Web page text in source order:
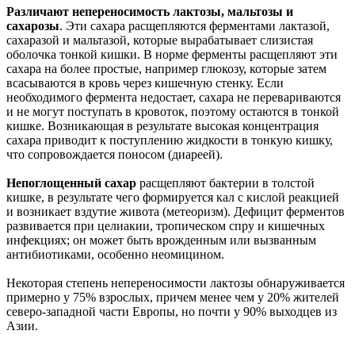
Различают непереносимость лактозы, мальтозы и
сахарозы. Эти сахара расщепляются ферментами лактазой,
сахаразой и мальтазой, которые вырабатывает cлизистая
оболочка тонкой кишки. В норме ферменты расщепляют эти
сахара на более простые, например глюкозу, которые затем
всасываются в кровь через кишечную стенку. Если
необходимого фермента недостает, сахара не перевариваются
и не могут поступать в кровоток, поэтому остаются в тонкой
кишке. Возникающая в результате высокая концентрация
сахара приводит к поступлению жидкости в тонкую кишку,
что сопровождается поносом (диареей).
Непоглощенный сахар расщепляют бактерии в толстой
кишке, в результате чего формируется кал с кислой реакцией
и возникает вздутие живота (метеоризм). Дефицит ферментов
развивается при целиакии, тропическом спру и кишечных
инфекциях; он может быть врожденным или вызванным
антибиотиками, особенно неомицином.
Некоторая степень непереносимости лактозы обнаруживается
примерно у 75% взрослых, причем менее чем у 20% жителей
северо-западной части Европы, но почти у 90% выходцев из
Азии.